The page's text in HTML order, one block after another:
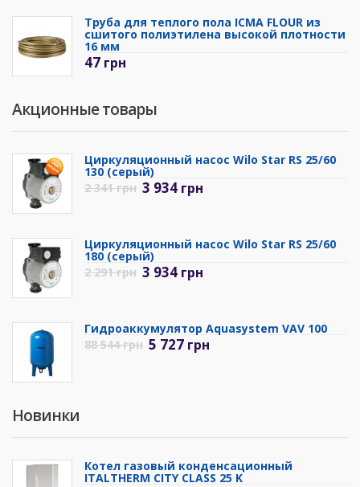
Труба для теплого пола ICMA FLOUR из
сшитого полиэтилена высокой плотности
16 мм
47 грн
Акционные товары
Циркуляционный насос Wilo Star RS 25/60
130 (серый)
2 341грн 3 934 грн
Циркуляционный насос Wilo Star RS 25/60
180 (серый)
2 291грн 3 934 грн
Гидроаккумулятор Aquasystem VAV 100
88 544грн 5 727 грн
Новинки
Котел газовый конденсационный
ITALTHERM CITY CLASS 25 K